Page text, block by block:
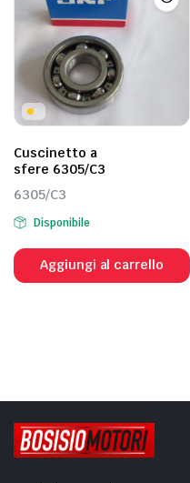
Cuscinetto a
sfere 6305/C3
6305/C3
Disponibile
Aggiungi al carrello